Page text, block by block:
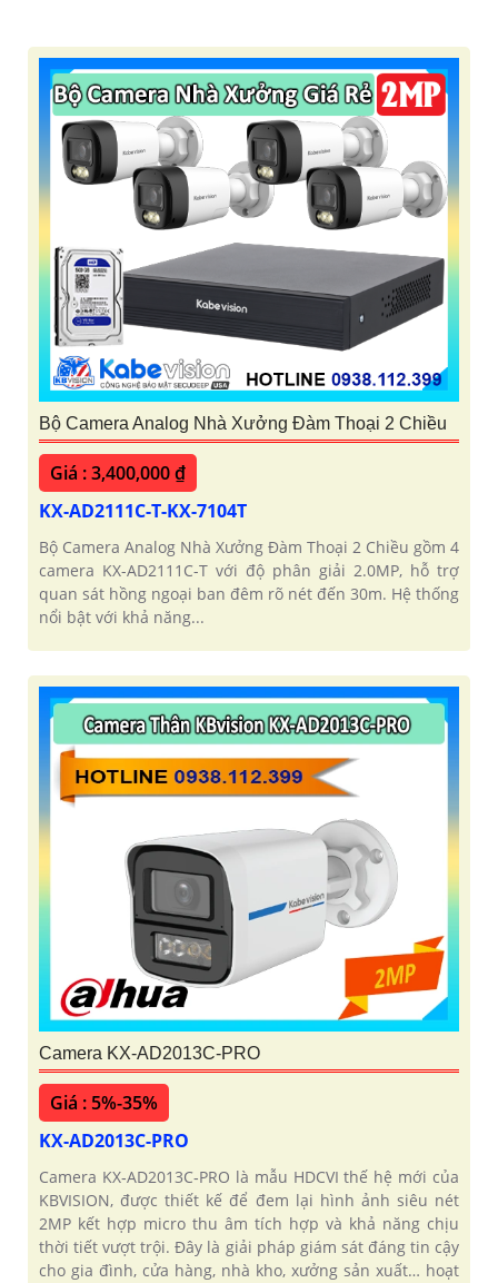
Bộ Camera Analog Nhà Xưởng Đàm Thoại 2 Chiều
Giá : 3,400,000 ₫
KX-AD2111C-T-KX-7104T
Bộ Camera Analog Nhà Xưởng Đàm Thoại 2 Chiều gồm 4
camera KX-AD2111C-T với độ phân giải 2.0MP, hỗ trợ
quan sát hồng ngoại ban đêm rõ nét đến 30m. Hệ thống
nổi bật với khả năng...
Camera KX-AD2013C-PRO
Giá : 5%-35%
KX-AD2013C-PRO
Camera KX‑AD2013C‑PRO là mẫu HDCVI thế hệ mới của
KBVISION, được thiết kế để đem lại hình ảnh siêu nét
2MP kết hợp micro thu âm tích hợp và khả năng chịu
thời tiết vượt trội. Đây là giải pháp giám sát đáng tin cậy
cho gia đình, cửa hàng, nhà kho, xưởng sản xuất… hoạt